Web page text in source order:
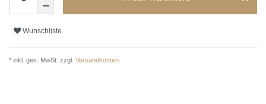
Wunschliste
* inkl. ges. MwSt. zzgl. Versandkosten